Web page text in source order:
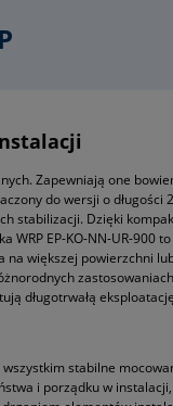
Zapewniają one
do wersji o
stabilizacji. Dzięki
EP-KO-NN-UR-900
większej powierzchni
długotrwałą
stabilne
i porządku w